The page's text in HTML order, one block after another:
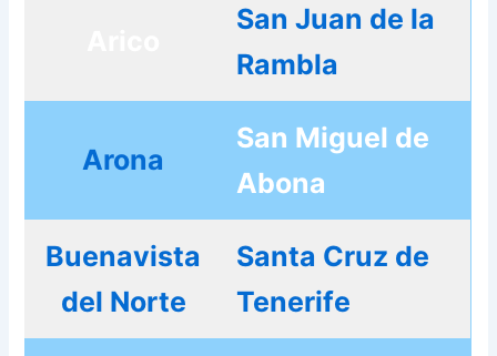
San Juan de la
Rambla
Arona
San Miguel de
Abona
Buenavista
del Norte
Santa Cruz de
Tenerife